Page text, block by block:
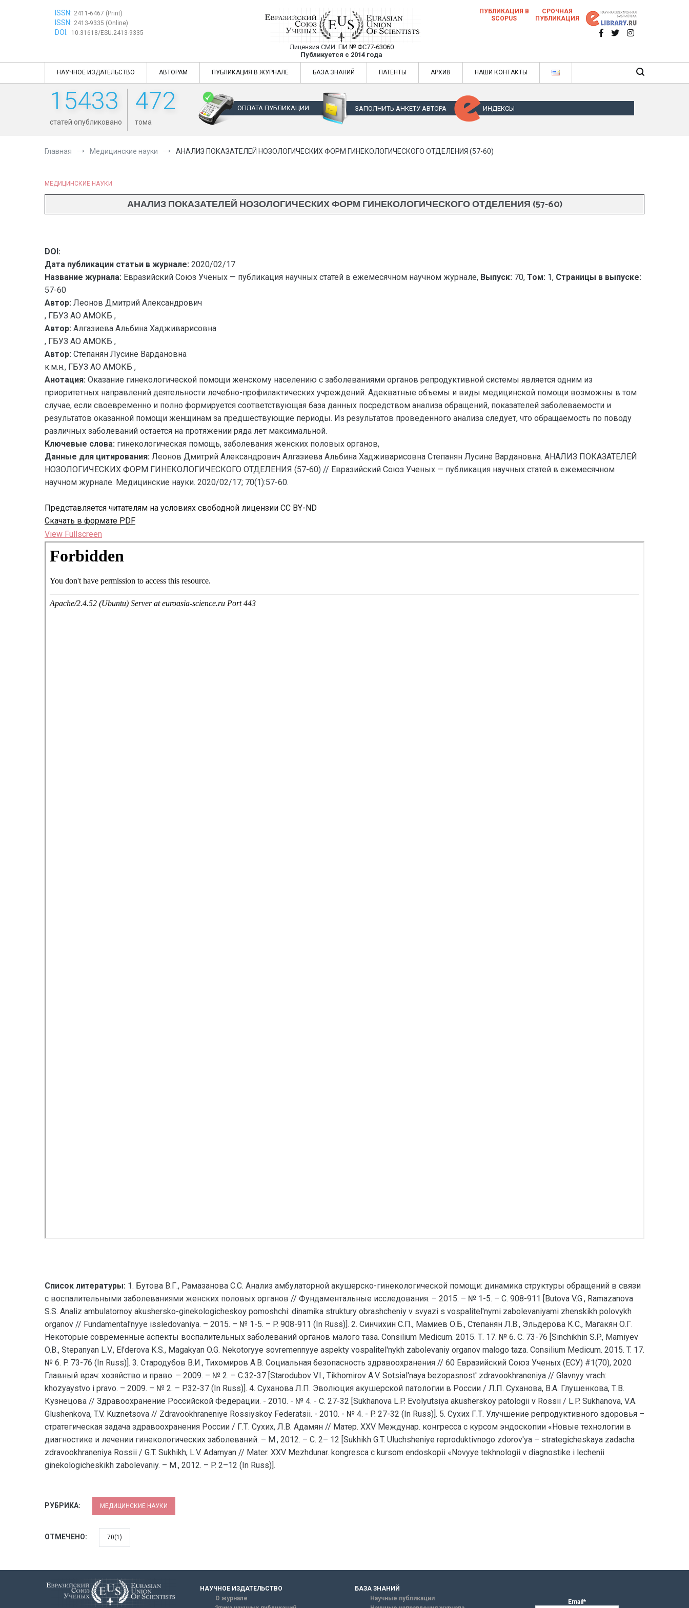
ISSN: 2411-6467 (Print)
ISSN: 2413-9335 (Online)
DOI: 10.31618/ESU.2413-9335
Евразийский Союз Ученых — публикация научных статей в ежемесячном научном
журнале
Лицензия СМИ: ПИ № ФС77-63060
Публикуется с 2014 года
Евразийский Союз Ученых — публикация научных статей в ежемесячном научном журнале
ПУБЛИКАЦИЯ В
SCOPUS
СРОЧНАЯ
ПУБЛИКАЦИЯ
НАУЧНОЕ ИЗДАТЕЛЬСТВО АВТОРАМ ПУБЛИКАЦИЯ В ЖУРНАЛЕ БАЗА ЗНАНИЙ ПАТЕНТЫ АРХИВ НАШИ КОНТАКТЫ
15433
статей опубликовано
472
тома
ОПЛАТА ПУБЛИКАЦИИ ЗАПОЛНИТЬ АНКЕТУ АВТОРА ИНДЕКСЫ
Главная Медицинские науки АНАЛИЗ ПОКАЗАТЕЛЕЙ НОЗОЛОГИЧЕСКИХ ФОРМ ГИНЕКОЛОГИЧЕСКОГО ОТДЕЛЕНИЯ (57-60)
МЕДИЦИНСКИЕ НАУКИ
АНАЛИЗ ПОКАЗАТЕЛЕЙ НОЗОЛОГИЧЕСКИХ ФОРМ ГИНЕКОЛОГИЧЕСКОГО ОТДЕЛЕНИЯ (57-60)
DOI:
Дата публикации статьи в журнале: 2020/02/17
Название журнала: Евразийский Союз Ученых — публикация научных статей в ежемесячном научном журнале, Выпуск: 70, Том: 1, Страницы в выпуске:
57-60
Автор: Леонов Дмитрий Александрович
, ГБУЗ АО АМОКБ ,
Автор: Алгазиева Альбина Хадживарисовна
, ГБУЗ АО АМОКБ ,
Автор: Степанян Лусине Вардановна
к.м.н., ГБУЗ АО АМОКБ ,
Анотация: Оказание гинекологической помощи женскому населению с заболеваниями органов репродуктивной системы является одним из
приоритетных направлений деятельности лечебно-профилактических учреждений. Адекватные объемы и виды медицинской помощи возможны в том
случае, если своевременно и полно формируется соответствующая база данных посредством анализа обращений, показателей заболеваемости и
результатов оказанной помощи женщинам за предшествующие периоды. Из результатов проведенного анализа следует, что обращаемость по поводу
различных заболеваний остается на протяжении ряда лет максимальной.
Ключевые слова: гинекологическая помощь, заболевания женских половых органов,
Данные для цитирования: Леонов Дмитрий Александрович Алгазиева Альбина Хадживарисовна Степанян Лусине Вардановна. АНАЛИЗ ПОКАЗАТЕЛЕЙ
НОЗОЛОГИЧЕСКИХ ФОРМ ГИНЕКОЛОГИЧЕСКОГО ОТДЕЛЕНИЯ (57-60) // Евразийский Союз Ученых — публикация научных статей в ежемесячном
научном журнале. Медицинские науки. 2020/02/17; 70(1):57-60.
Представляется читателям на условиях свободной лицензии CC BY-ND
Скачать в формате PDF
View Fullscreen
Перейти
содержимому
Список литературы: 1. Бутова В.Г., Рамазанова С.С. Анализ амбулаторной акушерско-гинекологической помощи: динамика структуры обращений в связи
с воспалительными заболеваниями женских половых органов // Фундаментальные исследования. – 2015. – № 1-5. – С. 908-911 [Butova V.G., Ramazanova
S.S. Analiz ambulatornoy akushersko-ginekologicheskoy pomoshchi: dinamika struktury obrashcheniy v svyazi s vospalitel'nymi zabolevaniyami zhenskikh polovykh
organov // Fundamental'nyye issledovaniya. – 2015. – № 1-5. – P. 908-911 (In Russ)]. 2. Синчихин С.П., Мамиев О.Б., Степанян Л.В., Эльдерова К.С., Магакян О.Г.
Некоторые современные аспекты воспалительных заболеваний органов малого таза. Consilium Medicum. 2015. Т. 17. № 6. С. 73-76 [Sinchikhin S.P., Mamiyev
O.B., Stepanyan L.V., El'derova K.S., Magakyan O.G. Nekotoryye sovremennyye aspekty vospalitel'nykh zabolevaniy organov malogo taza. Consilium Medicum. 2015. T. 17.
№ 6. P. 73-76 (In Russ)]. 3. Стародубов В.И., Тихомиров А.В. Социальная безопасность здравоохранения // 60 Евразийский Союз Ученых (ЕСУ) #1(70), 2020
Главный врач: хозяйство и право. – 2009. – № 2. – С.32-37 [Starodubov V.I., Tikhomirov A.V. Sotsial'naya bezopasnost' zdravookhraneniya // Glavnyy vrach:
khozyaystvo i pravo. – 2009. – № 2. – P.32-37 (In Russ)]. 4. Суханова Л.П. Эволюция акушерской патологии в России / Л.П. Суханова, В.А. Глушенкова, Т.В.
Кузнецова // Здравоохранение Российской Федерации. - 2010. - № 4. - С. 27-32 [Sukhanova L.P. Evolyutsiya akusherskoy patologii v Rossii / L.P. Sukhanova, V.A.
Glushenkova, T.V. Kuznetsova // Zdravookhraneniye Rossiyskoy Federatsii. - 2010. - № 4. - P. 27-32 (In Russ)]. 5. Сухих Г.Т. Улучшение репродуктивного здоровья –
стратегическая задача здравоохранения России / Г.Т. Сухих, Л.В. Адамян // Матер. XXV Междунар. конгресcа c курсом эндоскопии «Новые технологии в
диагностике и лечении гинекологических заболеваний. – М., 2012. – С. 2– 12 [Sukhikh G.T. Uluchsheniye reproduktivnogo zdorov'ya – strategicheskaya zadacha
zdravookhraneniya Rossii / G.T. Sukhikh, L.V. Adamyan // Mater. XXV Mezhdunar. kongresca c kursom endoskopii «Novyye tekhnologii v diagnostike i lechenii
ginekologicheskikh zabolevaniy. – M., 2012. – P. 2–12 (In Russ)].
РУБРИКА: МЕДИЦИНСКИЕ НАУКИ
ОТМЕЧЕНО: 70(1)
НАУЧНОЕ ИЗДАТЕЛЬСТВО
О журнале
БАЗА ЗНАНИЙ
Научные публикации
Email*